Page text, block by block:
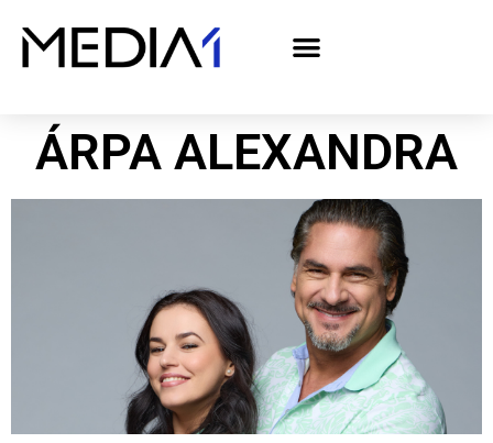
ÁRPA ALEXANDRA